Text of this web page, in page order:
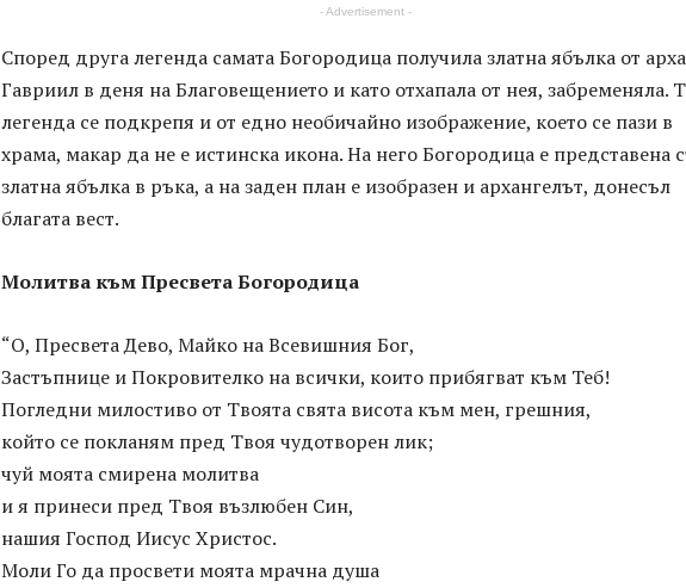
- Advertisement -
Според друга легенда самата Богородица получила златна ябълка от
Гавриил в деня на Благовещението и като отхапала от нея, забременяла.
легенда се подкрепя и от едно необичайно изображение, което се пази в
храма, макар да не е истинска икона. На него Богородица е представена
златна ябълка в ръка, а на заден план е изобразен и архангелът, донесъл
благата вест.
Молитва към Пресвета Богородица
“О, Пресвета Дево, Майко на Всевишния Бог,
Застъпнице и Покровителко на всички, които прибягват към Теб!
Погледни милостиво от Твоята свята висота към мен, грешния,
който се покланям пред Твоя чудотворен лик;
чуй моята смирена молитва
и я принеси пред Твоя възлюбен Син,
нашия Господ Иисус Христос.
Моли Го да просвети моята мрачна душа